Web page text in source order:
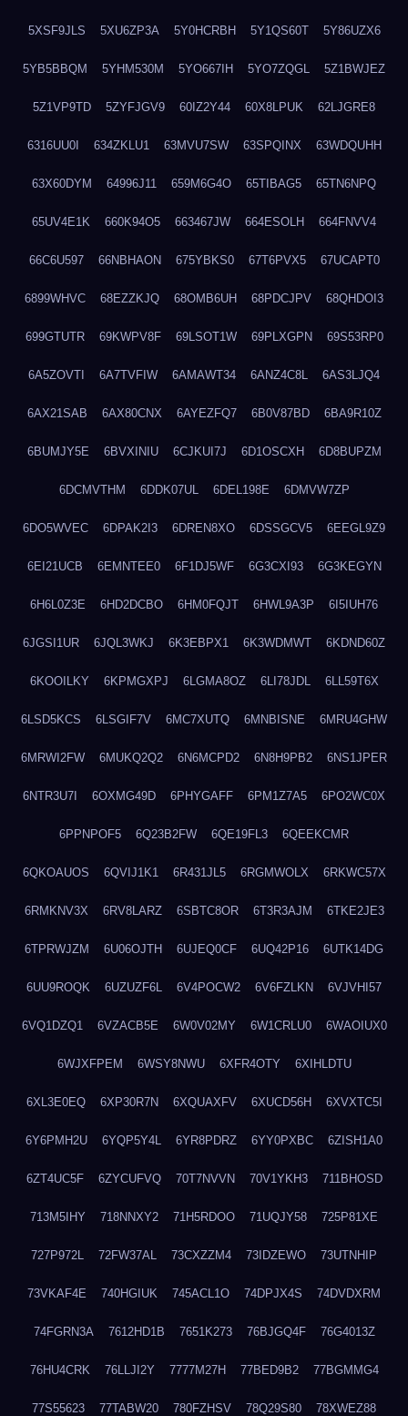
5XSF9JLS 5XU6ZP3A 5Y0HCRBH 5Y1QS60T 5Y86UZX6
5YB5BBQM 5YHM530M 5YO667IH 5YO7ZQGL 5Z1BWJEZ
5Z1VP9TD 5ZYFJGV9 60IZ2Y44 60X8LPUK 62LJGRE8
6316UU0I 634ZKLU1 63MVU7SW 63SPQINX 63WDQUHH
63X60DYM 64996J11 659M6G4O 65TIBAG5 65TN6NPQ
65UV4E1K 660K94O5 663467JW 664ESOLH 664FNVV4
66C6U597 66NBHAON 675YBKS0 67T6PVX5 67UCAPT0
6899WHVC 68EZZKJQ 68OMB6UH 68PDCJPV 68QHDOI3
699GTUTR 69KWPV8F 69LSOT1W 69PLXGPN 69S53RP0
6A5ZOVTI 6A7TVFIW 6AMAWT34 6ANZ4C8L 6AS3LJQ4
6AX21SAB 6AX80CNX 6AYEZFQ7 6B0V87BD 6BA9R10Z
6BUMJY5E 6BVXINIU 6CJKUI7J 6D1OSCXH 6D8BUPZM
6DCMVTHM 6DDK07UL 6DEL198E 6DMVW7ZP
6DO5WVEC 6DPAK2I3 6DREN8XO 6DSSGCV5 6EEGL9Z9
6EI21UCB 6EMNTEE0 6F1DJ5WF 6G3CXI93 6G3KEGYN
6H6L0Z3E 6HD2DCBO 6HM0FQJT 6HWL9A3P 6I5IUH76
6JGSI1UR 6JQL3WKJ 6K3EBPX1 6K3WDMWT 6KDND60Z
6KOOILKY 6KPMGXPJ 6LGMA8OZ 6LI78JDL 6LL59T6X
6LSD5KCS 6LSGIF7V 6MC7XUTQ 6MNBISNE 6MRU4GHW
6MRWI2FW 6MUKQ2Q2 6N6MCPD2 6N8H9PB2 6NS1JPER
6NTR3U7I 6OXMG49D 6PHYGAFF 6PM1Z7A5 6PO2WC0X
6PPNPOF5 6Q23B2FW 6QE19FL3 6QEEKCMR
6QKOAUOS 6QVIJ1K1 6R431JL5 6RGMWOLX 6RKWC57X
6RMKNV3X 6RV8LARZ 6SBTC8OR 6T3R3AJM 6TKE2JE3
6TPRWJZM 6U06OJTH 6UJEQ0CF 6UQ42P16 6UTK14DG
6UU9ROQK 6UZUZF6L 6V4POCW2 6V6FZLKN 6VJVHI57
6VQ1DZQ1 6VZACB5E 6W0V02MY 6W1CRLU0 6WAOIUX0
6WJXFPEM 6WSY8NWU 6XFR4OTY 6XIHLDTU
6XL3E0EQ 6XP30R7N 6XQUAXFV 6XUCD56H 6XVXTC5I
6Y6PMH2U 6YQP5Y4L 6YR8PDRZ 6YY0PXBC 6ZISH1A0
6ZT4UC5F 6ZYCUFVQ 70T7NVVN 70V1YKH3 711BHOSD
713M5IHY 718NNXY2 71H5RDOO 71UQJY58 725P81XE
727P972L 72FW37AL 73CXZZM4 73IDZEWO 73UTNHIP
73VKAF4E 740HGIUK 745ACL1O 74DPJX4S 74DVDXRM
74FGRN3A 7612HD1B 7651K273 76BJGQ4F 76G4013Z
76HU4CRK 76LLJI2Y 7777M27H 77BED9B2 77BGMMG4
77S55623 77TABW20 780FZHSV 78Q29S80 78XWEZ88